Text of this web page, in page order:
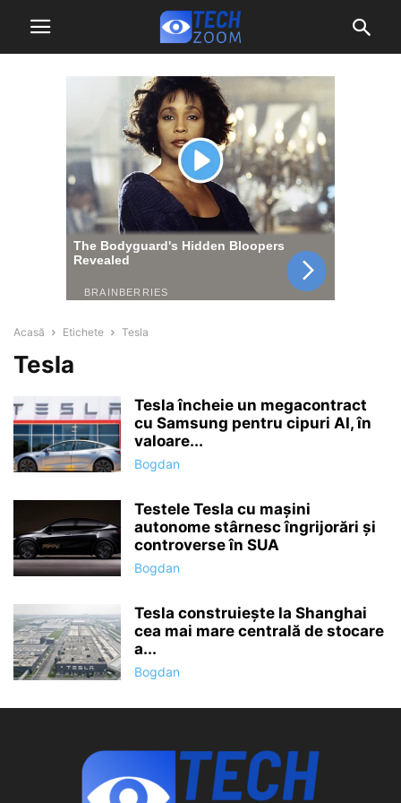
Acasă Etichete Tesla
Tesla
Tesla încheie un megacontract
cu Samsung pentru cipuri AI, în
valoare...
Bogdan
Testele Tesla cu mașini
autonome stârnesc îngrijorări și
controverse în SUA
Bogdan
Tesla construiește la Shanghai
cea mai mare centrală de stocare
a...
Bogdan